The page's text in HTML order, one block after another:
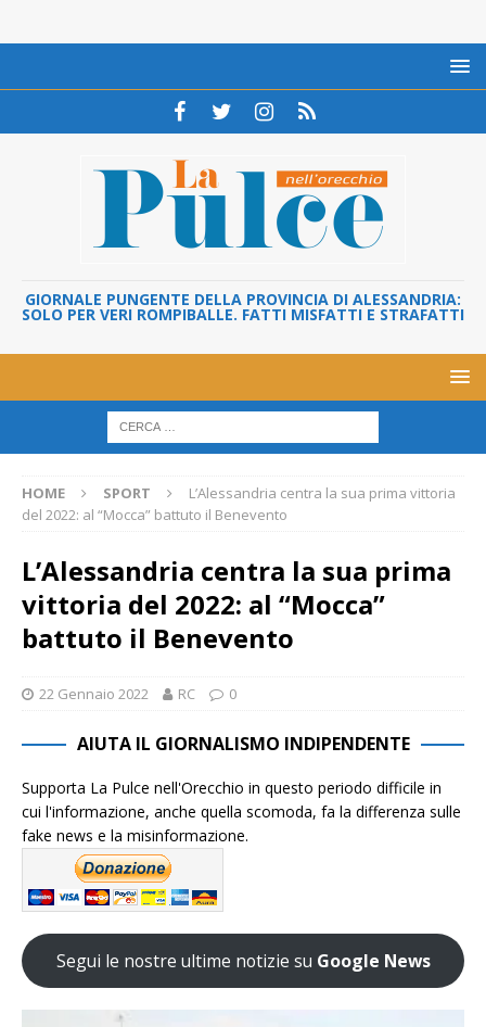
GIORNALE PUNGENTE DELLA PROVINCIA DI ALESSANDRIA:
SOLO PER VERI ROMPIBALLE. FATTI MISFATTI E STRAFATTI
HOME SPORT
L’Alessandria centra la sua prima vittoria
del 2022: al “Mocca” battuto il Benevento
L’Alessandria centra la sua prima
vittoria del 2022: al “Mocca”
battuto il Benevento
22 Gennaio 2022 RC 0
AIUTA IL GIORNALISMO INDIPENDENTE
Supporta La Pulce nell'Orecchio in questo periodo difficile in
cui l'informazione, anche quella scomoda, fa la differenza sulle
fake news e la misinformazione.
Segui le nostre ultime notizie su Google News